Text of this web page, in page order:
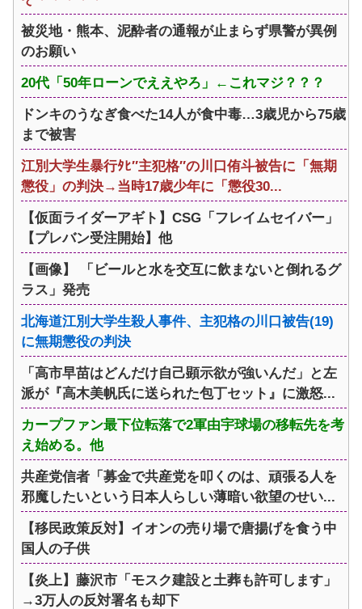
被災地・熊本、泥酔者の通報が止まらず県警が異例
のお願い
20代「50年ローンでええやろ」←これマジ？？？
ドンキのうなぎ食べた14人が食中毒…3歳児から75歳
まで被害
江別大学生暴行ﾀﾋ″主犯格″の川口侑斗被告に「無期
懲役」の判決→当時17歳少年に「懲役30...
【仮面ライダーアギト】CSG「フレイムセイバー」
【プレバン受注開始】他
【画像】 「ビールと水を交互に飲まないと倒れるグ
ラス」発売
北海道江別大学生殺人事件、主犯格の川口被告(19)
に無期懲役の判決
「高市早苗はどんだけ自己顕示欲が強いんだ」と左
派が『高木美帆氏に送られた包丁セット』に激怒...
カープファン最下位転落で2軍由宇球場の移転先を考
え始める。他
共産党信者「募金で共産党を叩くのは、頑張る人を
邪魔したいという日本人らしい薄暗い欲望のせい...
【移民政策反対】イオンの売り場で唐揚げを食う中
国人の子供
【炎上】藤沢市「モスク建設と土葬も許可します」
→3万人の反対署名も却下